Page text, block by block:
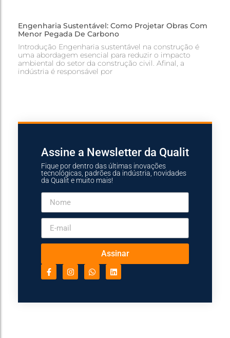
Engenharia Sustentável: Como Projetar Obras Com
Menor Pegada De Carbono
Introdução Engenharia sustentável na construção é
uma abordagem esencial para reduzir o impacto
ambiental do setor da construção civil. Afinal, a
indústria é responsável por
Assine a Newsletter da Qualit
Fique por dentro das últimas inovações
tecnológicas, padrões da indústria, novidades
da Qualit e muito mais!
Assinar